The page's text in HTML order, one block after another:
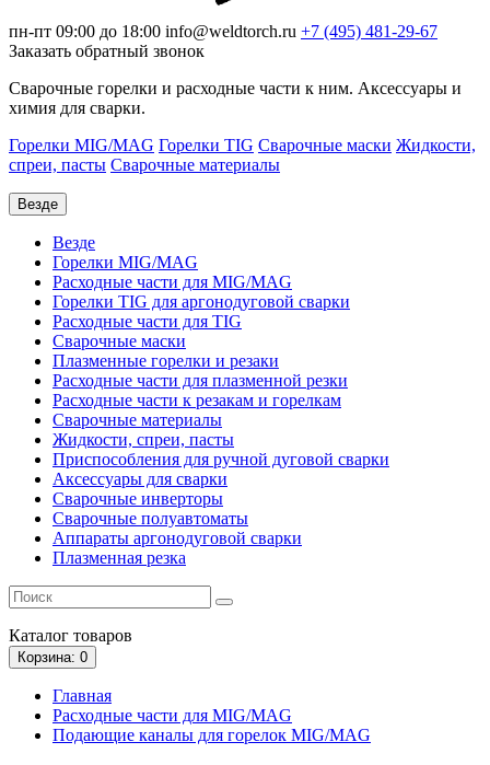
пн-пт 09:00 до 18:00 info@weldtorch.ru +7 (495) 481-29-67
Заказать обратный звонок
Сварочные горелки и расходные части к ним. Аксессуары и
химия для сварки.
Горелки MIG/MAG Горелки TIG Сварочные маски Жидкости,
спреи, пасты Сварочные материалы
Везде
Везде
Горелки MIG/MAG
Расходные части для MIG/MAG
Горелки TIG для аргонодуговой сварки
Расходные части для TIG
Сварочные маски
Плазменные горелки и резаки
Расходные части для плазменной резки
Расходные части к резакам и горелкам
Сварочные материалы
Жидкости, спреи, пасты
Приспособления для ручной дуговой сварки
Аксессуары для сварки
Сварочные инверторы
Сварочные полуавтоматы
Аппараты аргонодуговой сварки
Плазменная резка
Каталог товаров
Корзина: 0
Главная
Расходные части для MIG/MAG
Подающие каналы для горелок MIG/MAG